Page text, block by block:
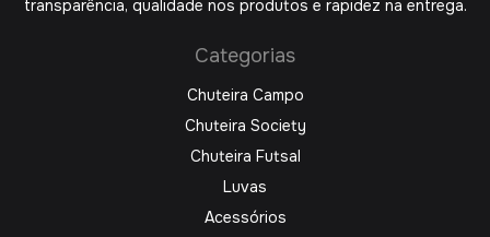
transparência, qualidade nos produtos e rapidez na entrega.
Categorias
Chuteira Campo
Chuteira Society
Chuteira Futsal
Luvas
Acessórios